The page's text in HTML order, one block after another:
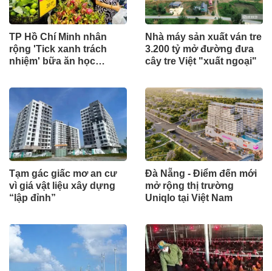
TP Hồ Chí Minh nhân
rộng 'Tick xanh trách
nhiệm' bữa ăn học
Nhà máy sản xuất ván tre
3.200 tỷ mở đường đưa
cây tre Việt "xuất ngoại"
Tạm gác giấc mơ an cư
vì giá vật liệu xây dựng
“lập đỉnh”
Đà Nẵng - Điểm đến mới
mở rộng thị trường
Uniqlo tại Việt Nam